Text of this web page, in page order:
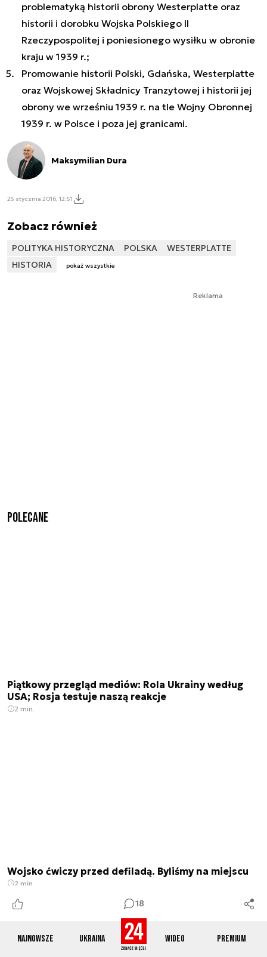
Najnowsze Ukraina Wideo Premium
18
problematyką historii obrony Westerplatte oraz
historii i dorobku Wojska Polskiego II
Rzeczypospolitej i poniesionego wysiłku w obronie
kraju w 1939 r.;
Promowanie historii Polski, Gdańska, Westerplatte
oraz Wojskowej Składnicy Tranzytowej i historii jej
obrony we wrześniu 1939 r. na tle Wojny Obronnej
1939 r. w Polsce i poza jej granicami.
Maksymilian Dura
25 stycznia 2016, 12:51
Zobacz również
POLITYKA HISTORYCZNA POLSKA
WESTERPLATTE
HISTORIA
pokaż wszystkie
Reklama
Polecane
Piątkowy przegląd mediów: Rola Ukrainy według
USA; Rosja testuje naszą reakcje
2 min.
Wojsko ćwiczy przed defiladą. Byliśmy na miejscu
2 min.